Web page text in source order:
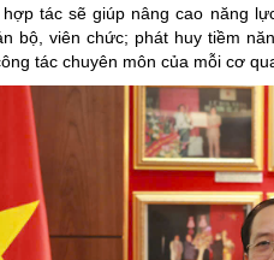
hợp tác sẽ giúp nâng cao năng
bộ, viên chức; phát huy tiềm
tác chuyên môn của mỗi cơ